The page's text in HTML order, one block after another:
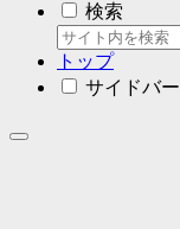
検索
トップ
サイドバー